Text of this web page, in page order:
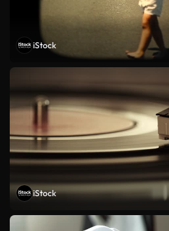
iStock
iStock